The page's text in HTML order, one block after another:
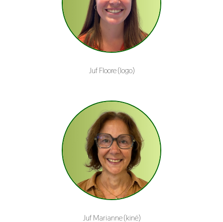
Juf Floore (logo)
Juf Marianne (kiné)